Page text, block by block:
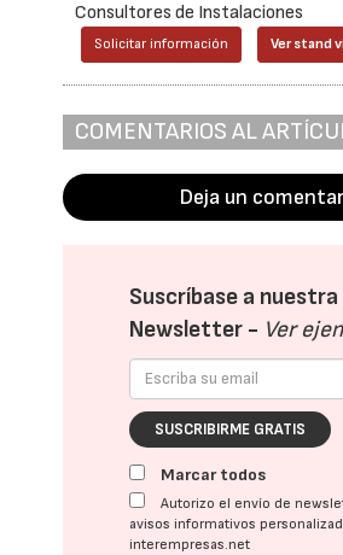
Consultores de Instalaciones
Solicitar información Ver stand
COMENTARIOS AL
Deja un
Suscríbase a nuestra
Newsletter - Ver
SUSCRIBIRME GRATIS
Marcar todos
Autorizo el envío de
avisos informativos
interempresas.net